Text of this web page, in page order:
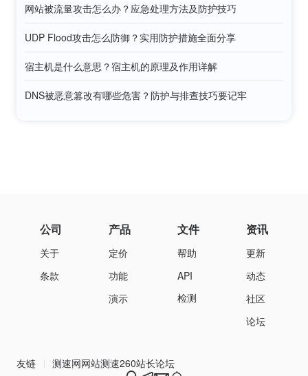
网站被流量攻击怎么办？应急处理方法及防护技巧
UDP Flood攻击怎么防御？实用防护措施全面分享
宿主机是什么意思？宿主机的原理及作用详解
DNS被恶意篡改有哪些危害？防护与排查技巧要记牢
公司
关于
条款
产品
定价
功能
演示
文件
帮助
API
检测
资讯
更新
动态
社区
论坛
友链 测速网网站测速260站长论坛